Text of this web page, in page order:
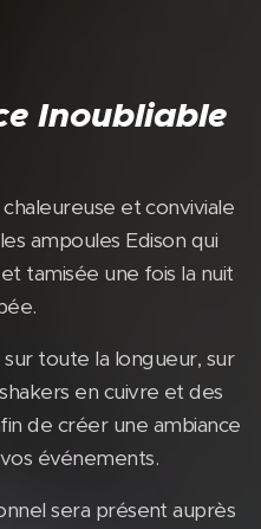
Inoubliable
et conviviale
ampoules Edison qui
tamisée une fois la nuit
toute la longueur, sur
en cuivre et des
de créer une ambiance
événements.
sera présent auprès